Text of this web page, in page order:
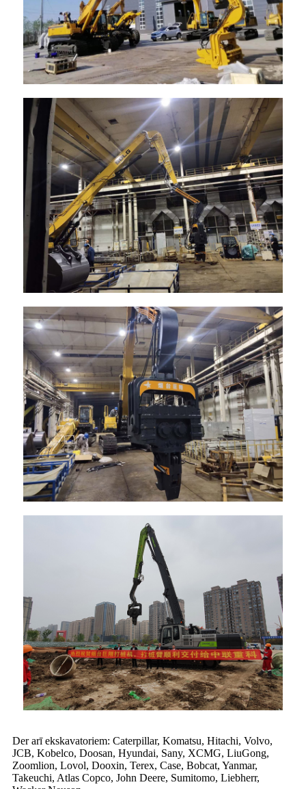
Der arī ekskavatoriem: Caterpillar, Komatsu, Hitachi, Volvo,
JCB, Kobelco, Doosan, Hyundai, Sany, XCMG, LiuGong,
Zoomlion, Lovol, Dooxin, Terex, Case, Bobcat, Yanmar,
Takeuchi, Atlas Copco, John Deere, Sumitomo, Liebherr,